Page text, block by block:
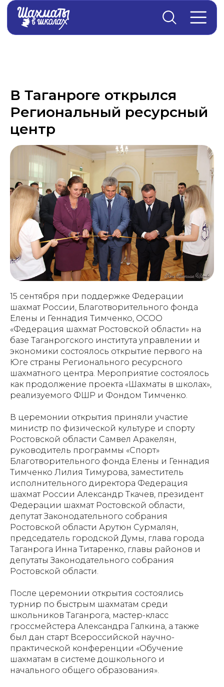
В Таганроге открылся
Региональный ресурсный
центр
15 сентября при поддержке Федерации
шахмат России, Благотворительного фонда
Елены и Геннадия Тимченко, ОСОО
«Федерация шахмат Ростовской области» на
базе Таганрогского института управлении и
экономики состоялось открытие первого на
Юге страны Регионального ресурсного
шахматного центра. Мероприятие состоялось
как продолжение проекта «Шахматы в школах»,
реализуемого ФШР и Фондом Тимченко.
В церемонии открытия приняли участие
министр по физической культуре и спорту
Ростовской области Самвел Аракелян,
руководитель программы «Спорт»
Благотворительного фонда Елены и Геннадия
Тимченко Лилия Тимурова, заместитель
исполнительного директора Федерация
шахмат России Александр Ткачев, президент
Федерации шахмат Ростовской области,
депутат Законодательного собрания
Ростовской области Арутюн Сурмалян,
председатель городской Думы, глава города
Таганрога Инна Титаренко, главы районов и
депутаты Законодательного собрания
Ростовской области.
После церемонии открытия состоялись
турнир по быстрым шахматам среди
школьников Таганрога, мастер-класс
гроссмейстера Александра Галкина, а также
был дан старт Всероссийской научно-
практической конференции «Обучение
шахматам в системе дошкольного и
начального общего образования».